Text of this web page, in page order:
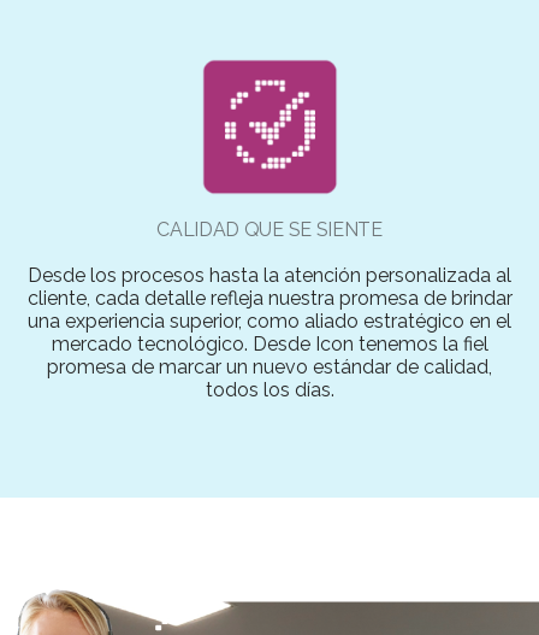
CALIDAD QUE SE SIENTE
Desde los procesos hasta la atención personalizada al
cliente, cada detalle refleja nuestra promesa de brindar
una experiencia superior, como aliado estratégico en el
mercado tecnológico. Desde Icon tenemos la fiel
promesa de marcar un nuevo estándar de calidad,
todos los días.